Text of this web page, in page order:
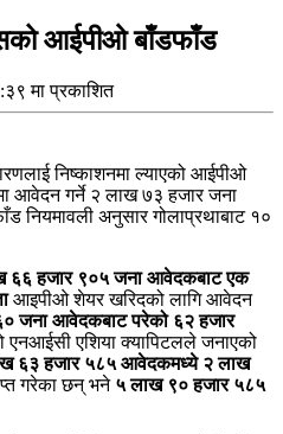
आईपीओ बाँडफाँड
मा प्रकाशित
निष्काशनमा ल्याएको आईपीओ
आवेदन गर्ने २ लाख ७३ हजार जना
नियमावली अनुसार गोलाप्रथाबाट १०
हजार ९०५ जना आवेदकबाट एक
आइपीओ शेयर खरिदको लागि आवेदन
जना आवेदकबाट परेको ६२ हजार
एनआईसी एशिया क्यापिटलले जनाएको
६३ हजार ५८५ आवेदकमध्ये २ लाख
गरेका छन् भने ५ लाख ९० हजार ५८५